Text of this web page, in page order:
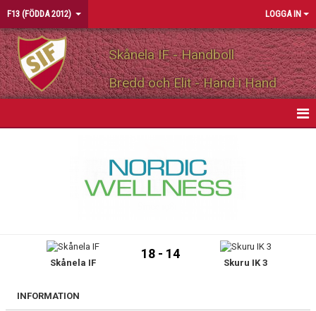
F13 (FÖDDA 2012) LOGGA IN
Skånela IF - Handboll
Bredd och Elit - Hand i Hand
BILDGALLERI
Skånela IF
18 - 14
Skuru IK 3
INFORMATION